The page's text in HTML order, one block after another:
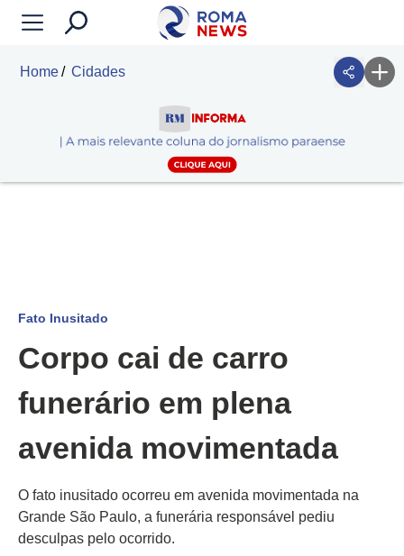
Home Cidades
Fato Inusitado
Corpo cai de carro
funerário em plena
avenida movimentada
O fato inusitado ocorreu em avenida movimentada na
Grande São Paulo, a funerária responsável pediu
desculpas pelo ocorrido.